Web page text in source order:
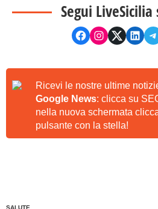
Segui LiveSicilia
Ricevi le nostre ultime
Google News: clicca su
nella nuova schermata
pulsante con la stella!
SALUTE